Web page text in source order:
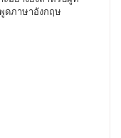
ดภาษาอังกฤษ